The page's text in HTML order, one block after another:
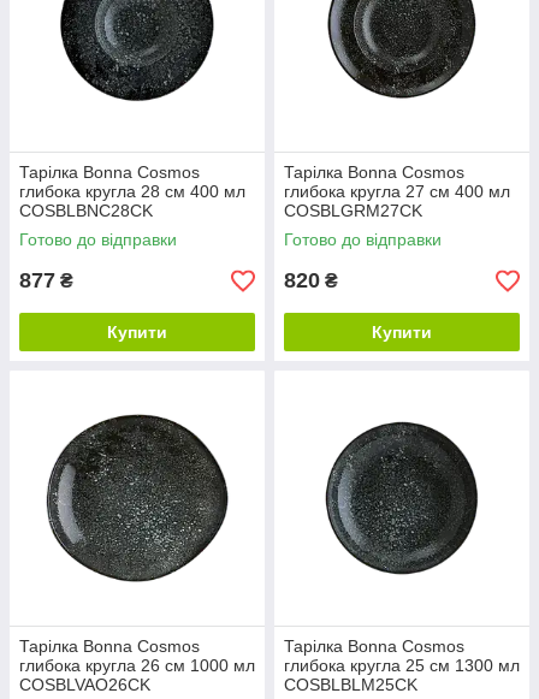
Тарілка Bonna Cosmos
глибока кругла 28 см 400 мл
COSBLBNC28CK
Готово до відправки
877 ₴
Купити
Тарілка Bonna Cosmos
глибока кругла 27 см 400 мл
COSBLGRM27CK
Готово до відправки
820 ₴
Купити
Тарілка Bonna Cosmos
глибока кругла 26 см 1000 мл
COSBLVAO26CK
Тарілка Bonna Cosmos
глибока кругла 25 см 1300 мл
COSBLBLM25CK